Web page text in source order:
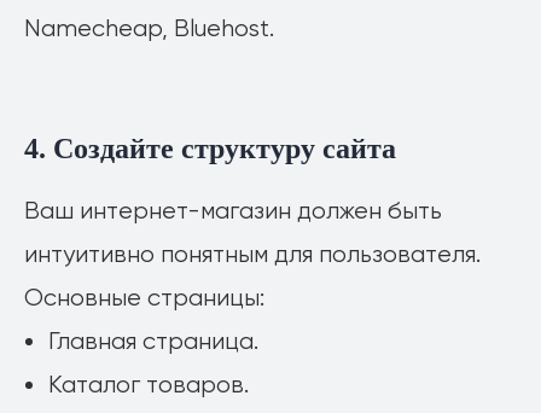
Namecheap, Bluehost.
4. Создайте структуру сайта
Ваш интернет-магазин должен быть
интуитивно понятным для пользователя.
Основные страницы:
Главная страница.
Каталог товаров.